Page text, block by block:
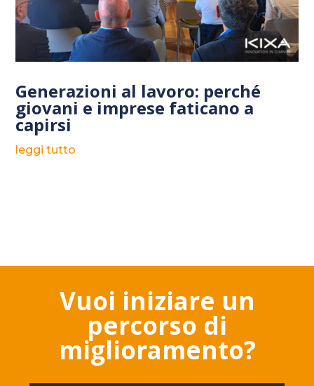
Generazioni al lavoro: perché
giovani e imprese faticano a
capirsi
leggi tutto
Vuoi iniziare un
percorso di
miglioramento?